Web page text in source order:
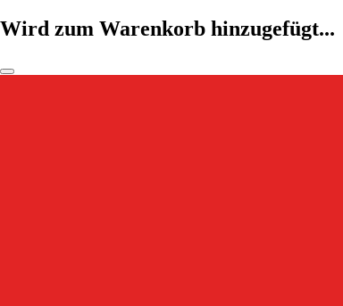
Wird zum Warenkorb hinzugefügt...